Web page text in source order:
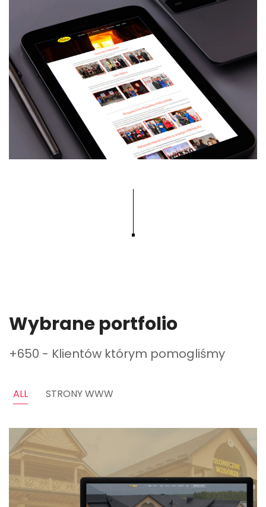
Wybrane portfolio
+650 - Klientów którym pomogliśmy
ALL STRONY WWW